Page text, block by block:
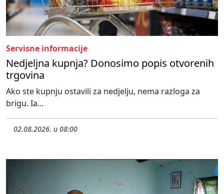
Servisne informacije
Nedjeljna kupnja? Donosimo popis otvorenih
trgovina
Ako ste kupnju ostavili za nedjelju, nema razloga za
brigu. Ia...
02.08.2026. u 08:00